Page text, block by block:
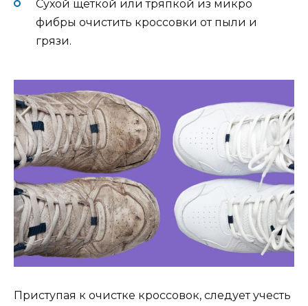
Сухой щеткой или тряпкой из микро
фибры очистить кроссовки от пыли и
грязи.
Приступая к очистке кроссовок, следует учесть